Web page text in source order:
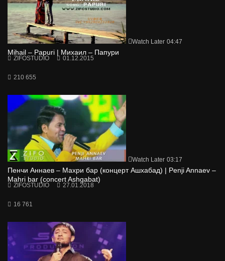
Watch Later 04:47
Mihail – Papuri | Михаил – Папури
ZIFOSTUDIO 01.12.2015
210 655
Watch Later 03:17
Пенчи Аннаев – Махри бар (концерт Ашхабад) | Penji Annaev –
Mahri bar (concert Ashgabat)
ZIFOSTUDIO 27.01.2018
16 761